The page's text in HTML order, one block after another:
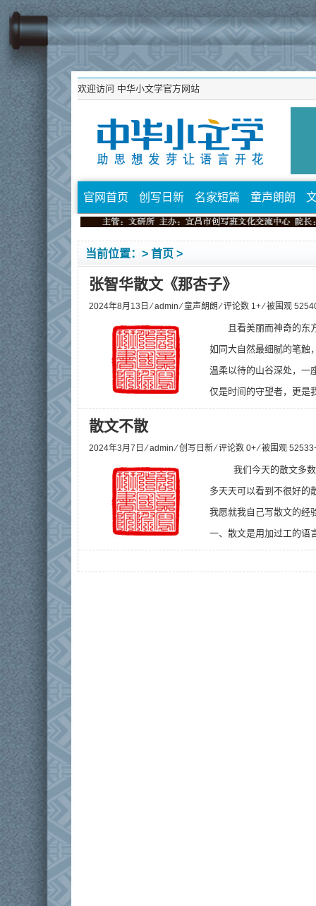
欢迎访问 中华小文学官方网站
官网首页 创写日新 名家短篇 童声朗朗
当前位置：> 首页 >
张智华散文《那杏子》
2024年8月13日 ⁄admin⁄童声朗朗⁄ 评论数 1+ ⁄ 被围观
且看美丽而神奇的东
如同大自然最细腻的笔触
温柔以待的山谷深处，一
仅是时间的守望者，更是
散文不散
2024年3月7日 ⁄admin⁄创写日新⁄ 评论数 0+ ⁄ 被围观 52533
我们今天的散文多
多天天可以看到不很好的
我愿就我自己写散文的经
一、散文是用加过工的语